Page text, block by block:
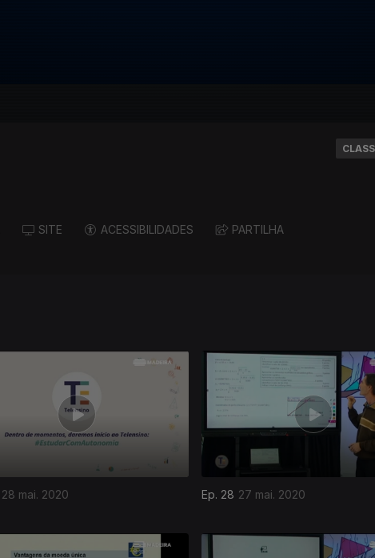
SITE ACESSIBILIDADES PARTILHA
28 mai. 2020 Ep. 28 27 mai. 2020